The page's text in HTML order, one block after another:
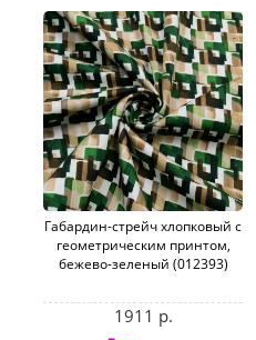
Габардин-стрейч хлопковый с
геометрическим принтом,
бежево-зеленый (012393)
1911 р.